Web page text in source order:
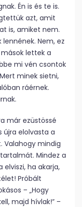
Én is és te is.
azt, amit
is, amiket nem.
Nem, ez
lettek a
mi vén csontok
minek sietni,
ráérnek.
már ezüstössé
újra elolvasta a
Valahogy mindig
Mindez a
ha akarja,
Próbált
– „Hogy
majd hívlak!” –